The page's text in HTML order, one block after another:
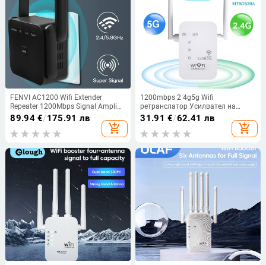
FENVI AC1200 Wifi Extender
Repeater 1200Mbps Signal Amplifie
Dual Band 2.4G/5Ghz Wi-Fi Signal
Booster Мрежа с голям обхват
89.94€/175.91 лв
add_shopping_cart
1200mbps 2 4g5g Wifi
ретранслатор Усилвател на
сигнала Безжичен Wifi
ретранслатор Extender Router 5g
Wifi ретранслатор Wifi усилвател
31.91 €/62.41 лв
add_shopping_cart